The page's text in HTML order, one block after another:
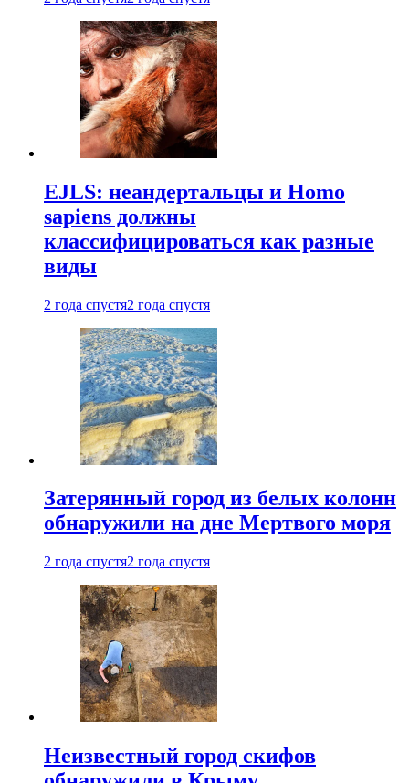
EJLS: неандертальцы и Homo
sapiens должны
классифицироваться как разные
виды
2 года спустя2 года спустя
Затерянный город из белых колонн
обнаружили на дне Мертвого моря
2 года спустя2 года спустя
Неизвестный город скифов